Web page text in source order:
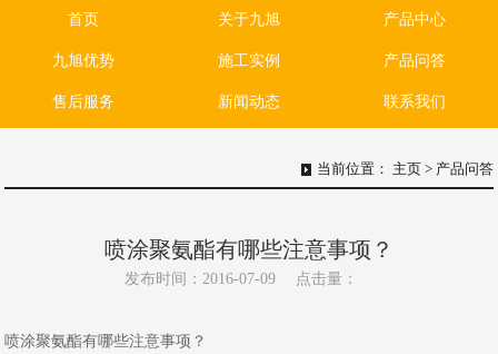
首页 关于九旭 产品中心
九旭优势 施工实例 产品问答
售后服务 新闻动态 联系我们
当前位置： 主页> 产品问答
喷涂聚氨酯有哪些注意事项？
发布时间：2016-07-09 点击量：
喷涂聚氨酯有哪些注意事项？